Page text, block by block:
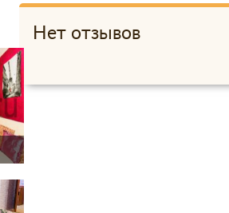
Нет отзывов